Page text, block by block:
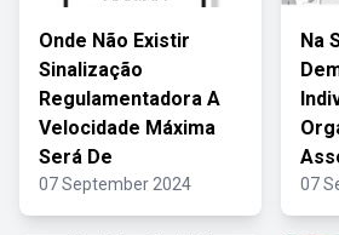
Onde Não Existir
Sinalização
Regulamentadora A
Velocidade Máxima
Será De
07 September 2024
Na
07